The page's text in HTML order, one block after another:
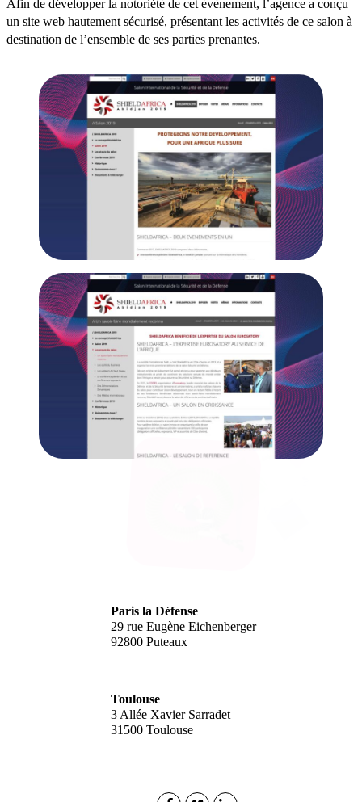
Afin de développer la notoriété de cet évènement, l’agence a conçu
un site web hautement sécurisé, présentant les activités de ce salon à
destination de l’ensemble de ses parties prenantes.
Paris la Défense
29 rue Eugène Eichenberger
92800 Puteaux
Toulouse
3 Allée Xavier Sarradet
31500 Toulouse